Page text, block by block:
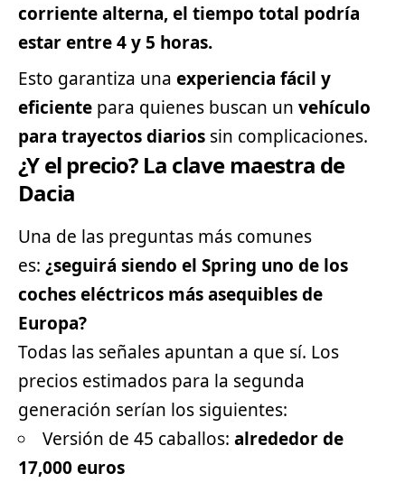
corriente alterna, el tiempo total podría
estar entre 4 y 5 horas.
Esto garantiza una experiencia fácil y
eficiente para quienes buscan un vehículo
para trayectos diarios sin complicaciones.
¿Y el precio? La clave maestra de
Dacia
Una de las preguntas más comunes
es: ¿seguirá siendo el Spring uno de los
coches eléctricos más asequibles de
Europa?
Todas las señales apuntan a que sí. Los
precios estimados para la segunda
generación serían los siguientes:
Versión de 45 caballos: alrededor de
17,000 euros